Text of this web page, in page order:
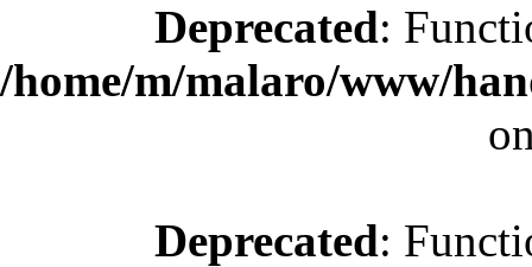
Deprecated:
/home/m/malaro/www/
Deprecated: